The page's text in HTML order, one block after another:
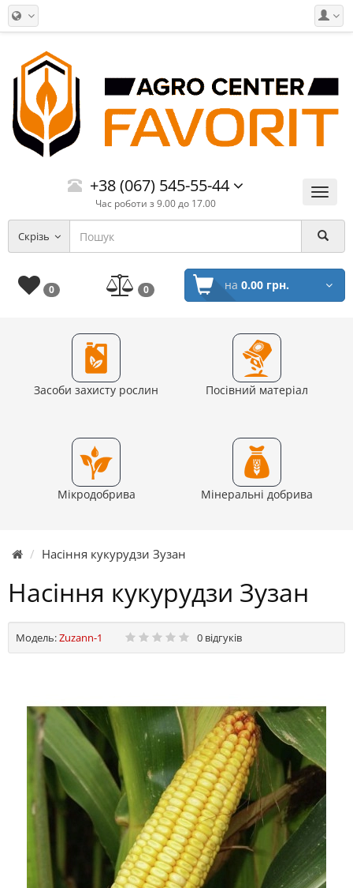
Меню
+38 (067) 545-55-44
Час роботи з 9.00 до 17.00
Скрізь
0 0 на 0.00 грн.
Засоби захисту рослин Посівний матеріал
Мікродобрива Мінеральні добрива
Насіння кукурудзи Зузан
Насіння кукурудзи Зузан
Модель:Zuzann-1 0 відгуків